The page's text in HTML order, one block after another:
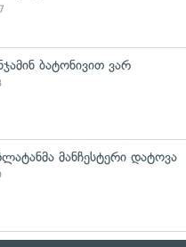
ბატონივით ვარ
მანჩესტერი დატოვა